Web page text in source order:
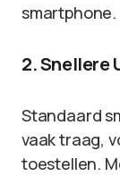
smartphone.
2. Snellere
Standaard
vaak traag,
toestellen.